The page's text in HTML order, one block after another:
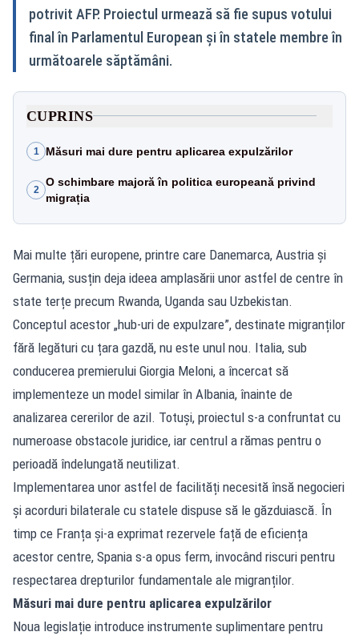
potrivit AFP. Proiectul urmează să fie supus votului
final în Parlamentul European și în statele membre în
următoarele săptămâni.
CUPRINS
1 Măsuri mai dure pentru aplicarea expulzărilor
2
O schimbare majoră în politica europeană privind
migrația
Mai multe țări europene, printre care Danemarca, Austria și
Germania, susțin deja ideea amplasării unor astfel de centre în
state terțe precum Rwanda, Uganda sau Uzbekistan.
Conceptul acestor „hub-uri de expulzare”, destinate migranților
fără legături cu țara gazdă, nu este unul nou. Italia, sub
conducerea premierului Giorgia Meloni, a încercat să
implementeze un model similar în Albania, înainte de
analizarea cererilor de azil. Totuși, proiectul s-a confruntat cu
numeroase obstacole juridice, iar centrul a rămas pentru o
perioadă îndelungată neutilizat.
Implementarea unor astfel de facilități necesită însă negocieri
și acorduri bilaterale cu statele dispuse să le găzduiască. În
timp ce Franța și-a exprimat rezervele față de eficiența
acestor centre, Spania s-a opus ferm, invocând riscuri pentru
respectarea drepturilor fundamentale ale migranților.
Măsuri mai dure pentru aplicarea expulzărilor
Noua legislație introduce instrumente suplimentare pentru